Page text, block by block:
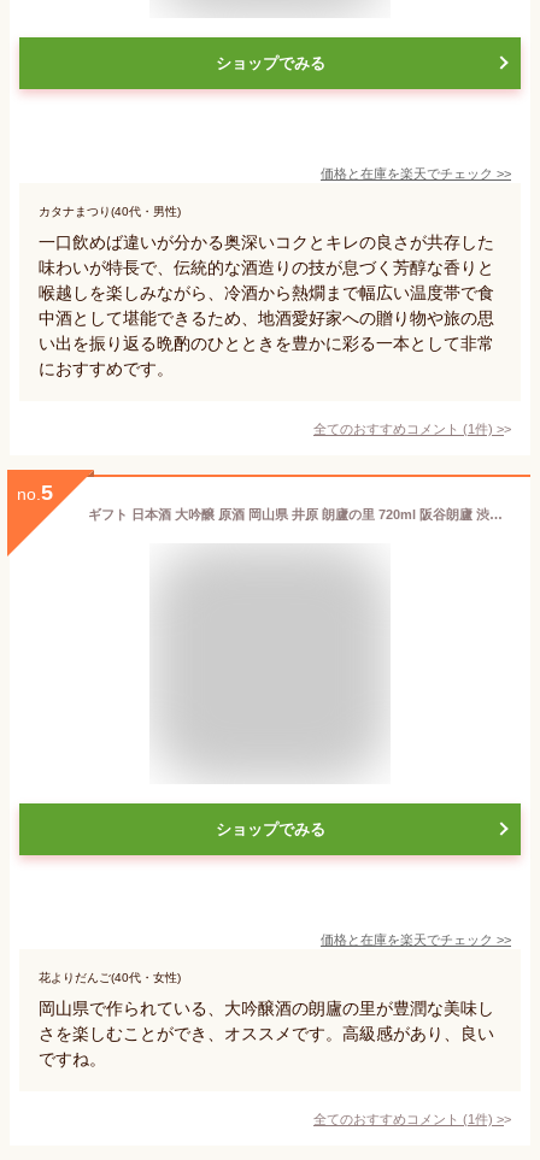
ショップでみる
価格と在庫を楽天でチェック >>
カタナまつり(40代・男性)
一口飲めば違いが分かる奥深いコクとキレの良さが共存した
味わいが特長で、伝統的な酒造りの技が息づく芳醇な香りと
喉越しを楽しみながら、冷酒から熱燗まで幅広い温度帯で食
中酒として堪能できるため、地酒愛好家への贈り物や旅の思
い出を振り返る晩酌のひとときを豊かに彩る一本として非常
におすすめです。
全てのおすすめコメント (1件) >
no. 5
ギフト 日本酒 大吟醸 原酒 岡山県 井原 朗廬の里 720ml 阪谷朗廬 渋沢栄一 ぬる燗 清酒 SAKE お酒 冷酒 米どころ 山田錦
ショップでみる
価格と在庫を楽天でチェック >>
花よりだんご(40代・女性)
岡山県で作られている、大吟醸酒の朗廬の里が豊潤な美味し
さを楽しむことができ、オススメです。高級感があり、良い
ですね。
全てのおすすめコメント (1件) >